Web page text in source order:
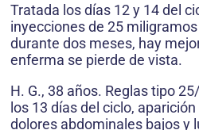
Tratada los días 12 y 14 del
inyecciones de 25
durante dos meses, hay
enferma se pierde de vista.
H. G., 38 años. Reglas tipo
los 13 días del ciclo,
dolores abdominales bajos y